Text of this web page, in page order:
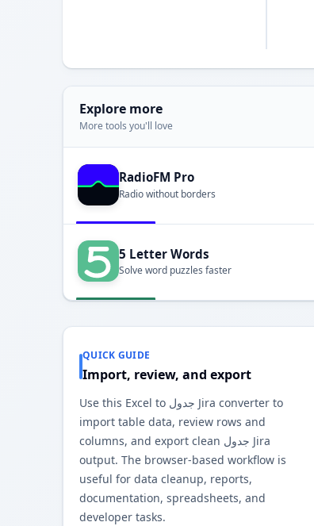
Explore more
More tools you'll love
RadioFM Pro
Radio without borders
5 Letter Words
Solve word puzzles faster
QUICK GUIDE
Import, review, and export
Use this Excel to جدول Jira converter to
import table data, review rows and
columns, and export clean جدول Jira
output. The browser-based workflow is
useful for data cleanup, reports,
documentation, spreadsheets, and
developer tasks.